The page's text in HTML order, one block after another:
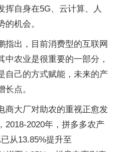
挥自身在5G、云计算、人
机会。
指出，目前消费型的互联网
农业是很重要的一部分，
自己的方式赋能，未来的产
点。
商大厂对助农的重视正愈发
2018-2020年，拼多多农产
从13.85%提升至